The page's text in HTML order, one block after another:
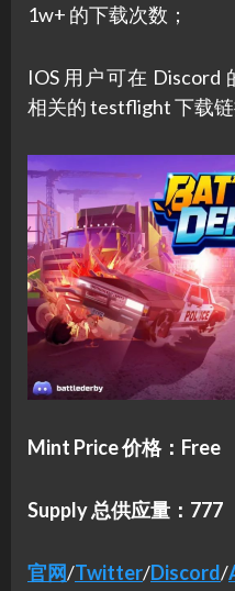
1w+ 的下载次数；
IOS 用户可在 Discord
相关的 testflight 下载链
Mint Price 价格：Free
Supply 总供应量：777
官网/Twitter/Discord/